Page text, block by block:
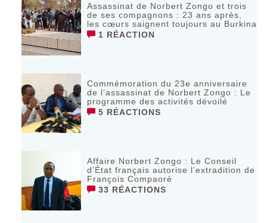
Assassinat de Norbert Zongo et trois
de ses compagnons : 23 ans après,
les cœurs saignent toujours au Burkina
1 RÉACTION
Commémoration du 23e anniversaire
de l’assassinat de Norbert Zongo : Le
programme des activités dévoilé
5 RÉACTIONS
Affaire Norbert Zongo : Le Conseil
d’État français autorise l’extradition de
François Compaoré
33 RÉACTIONS